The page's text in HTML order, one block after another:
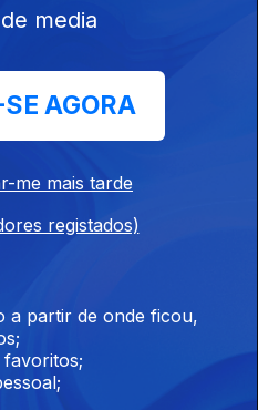
Terceira
debate crise
media
AGORA
me mais tarde
registados)
a partir de onde ficou,